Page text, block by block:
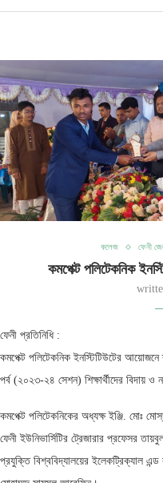
কলেজ ফেনী
কমপেক্ট পলিটেকনিক
ফেনী প্রতিনিধি :
কমপেক্ট পলিটেকনিক ইনস্টিটিউটের
পর্ব (২০২৩-২৪ সেশন) শিক্ষার্থীদের বিদায় ও
কমপেক্ট পলিটেকনিকের অধ্যক্ষ ইঞ্জি. মোঃ
ফেনী ইউনিভার্সিটির ট্রেজারার প্রফেসর
প্রযুক্তি বিশ্ববিদ্যালয়ের ইলেকট্রিক্যাল